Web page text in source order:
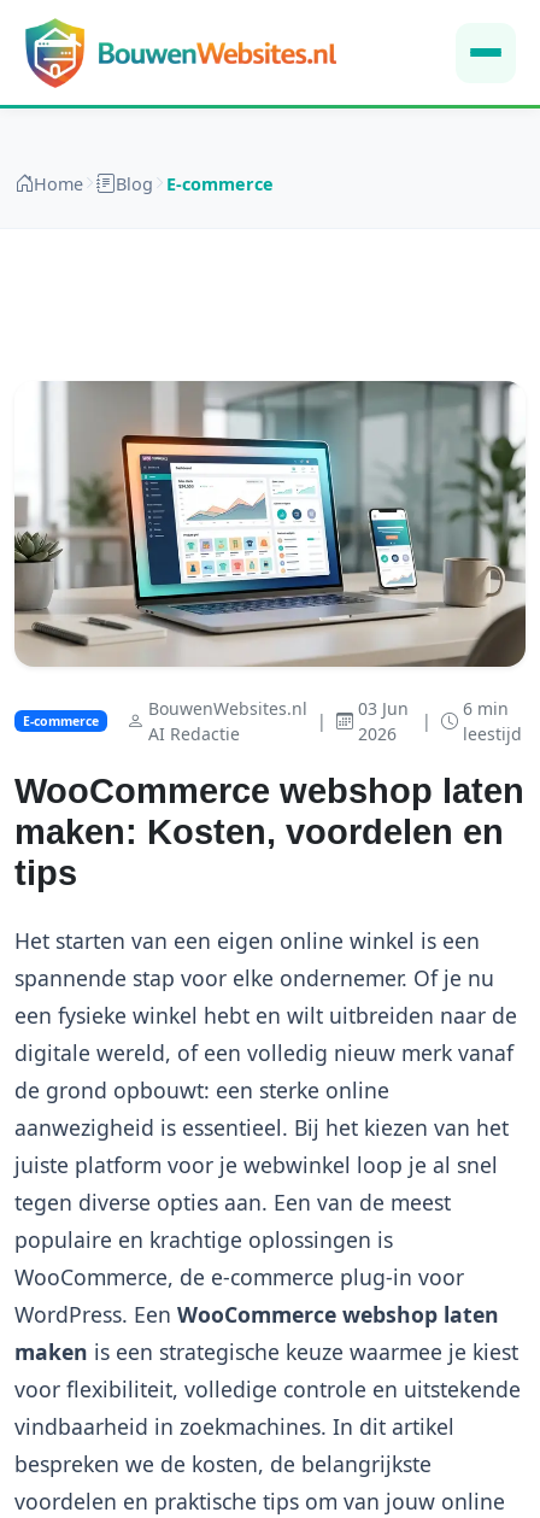
Home Blog E-commerce
E-commerce
BouwenWebsites.nl
AI Redactie
|
03 Jun
2026
|
6 min
leestijd
WooCommerce webshop laten
maken: Kosten, voordelen en
tips
Het starten van een eigen online winkel is een
spannende stap voor elke ondernemer. Of je nu
een fysieke winkel hebt en wilt uitbreiden naar de
digitale wereld, of een volledig nieuw merk vanaf
de grond opbouwt: een sterke online
aanwezigheid is essentieel. Bij het kiezen van het
juiste platform voor je webwinkel loop je al snel
tegen diverse opties aan. Een van de meest
populaire en krachtige oplossingen is
WooCommerce, de e-commerce plug-in voor
WordPress. Een WooCommerce webshop laten
maken is een strategische keuze waarmee je kiest
voor flexibiliteit, volledige controle en uitstekende
vindbaarheid in zoekmachines. In dit artikel
bespreken we de kosten, de belangrijkste
voordelen en praktische tips om van jouw online